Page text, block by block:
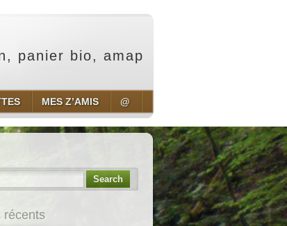
panier bio, amap
MES Z’AMIS @
Search
récents